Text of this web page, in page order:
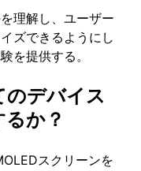
理解し、ユーザー
ズできるようにし
を提供する。
のデバイス
か？
スクリーンを